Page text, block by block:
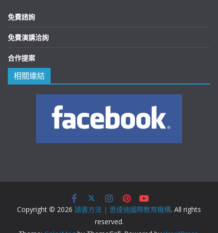
免費諮詢
免費演講洽詢
合作提案
相關連結
Copyright © 2026 讀書方法 | 思達迪國際教育機構. All rights
reserved.